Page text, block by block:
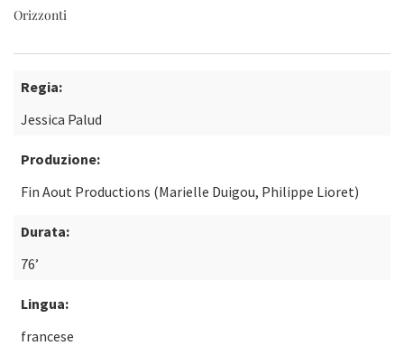
Orizzonti
Regia:
Jessica Palud
Produzione:
Fin Aout Productions (Marielle Duigou, Philippe Lioret)
Durata:
76’
Lingua:
francese